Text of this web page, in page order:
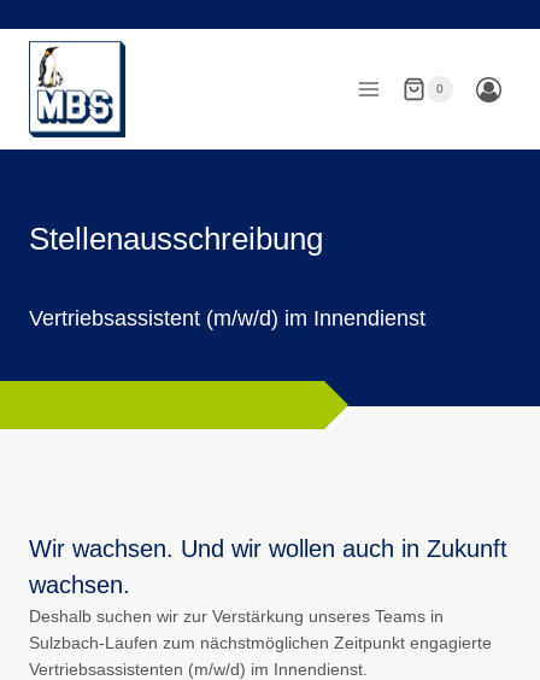
Inhalt
springen
0
Stellenausschreibung
Vertriebsassistent (m/w/d) im Innendienst
Wir wachsen. Und wir wollen auch in Zukunft
wachsen.
Deshalb suchen wir zur Verstärkung unseres Teams in
Sulzbach-Laufen zum nächstmöglichen Zeitpunkt engagierte
Vertriebsassistenten (m/w/d) im Innendienst.